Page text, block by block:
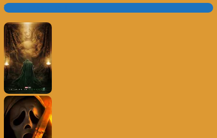
Trailer e Poster do Dia